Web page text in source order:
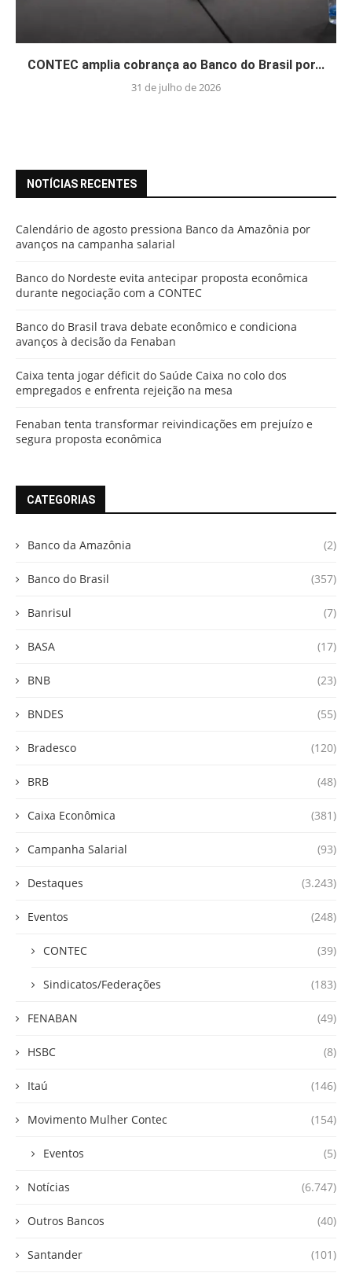
CONTEC amplia cobrança ao Banco do Brasil por...
31 de julho de 2026
NOTÍCIAS RECENTES
Calendário de agosto pressiona Banco da Amazônia por
avanços na campanha salarial
Banco do Nordeste evita antecipar proposta econômica
durante negociação com a CONTEC
Banco do Brasil trava debate econômico e condiciona
avanços à decisão da Fenaban
Caixa tenta jogar déficit do Saúde Caixa no colo dos
empregados e enfrenta rejeição na mesa
Fenaban tenta transformar reivindicações em prejuízo e
segura proposta econômica
CATEGORIAS
Banco da Amazônia (2)
Banco do Brasil (357)
Banrisul (7)
BASA (17)
BNB (23)
BNDES (55)
Bradesco (120)
BRB (48)
Caixa Econômica (381)
Campanha Salarial (93)
Destaques (3.243)
Eventos (248)
CONTEC (39)
Sindicatos/Federações (183)
FENABAN (49)
HSBC (8)
Itaú (146)
Movimento Mulher Contec (154)
Eventos (5)
Notícias (6.747)
Outros Bancos (40)
Santander (101)